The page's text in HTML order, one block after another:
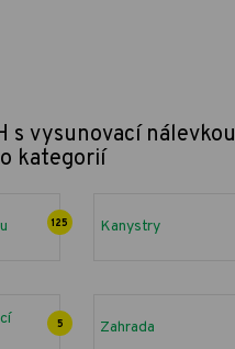
s vysunovací nálevkou
kategorií
125 Kanystry
5 Zahrada